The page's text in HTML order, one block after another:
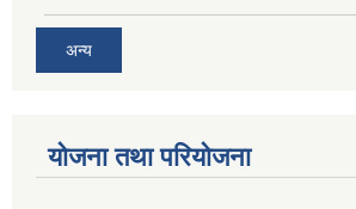
अन्य
योजना तथा परियोजना